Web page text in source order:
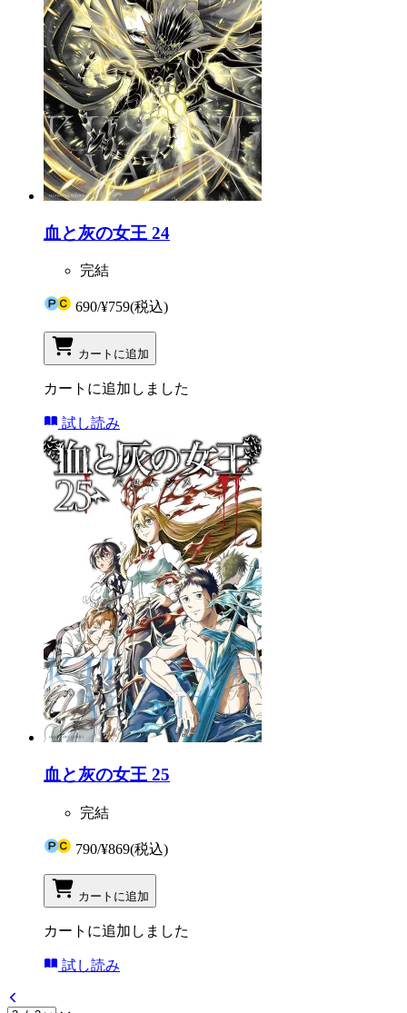
血と灰の女王 24
完結
690/¥759(税込)
カートに追加
カートに追加しました
試し読み
血と灰の女王 25
完結
790/¥869(税込)
カートに追加
カートに追加しました
試し読み